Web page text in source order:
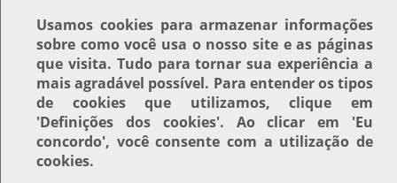
Usamos cookiespara armazenar informações
sobre como você usa o nosso site e as páginas
que visita. Tudo para tornar sua experiência a
mais agradável possível. Para entender os tipos
de cookies que utilizamos, clique em
'Definições dos cookies'. Ao clicar em 'Eu
concordo', você consente com a utilização de
cookies.